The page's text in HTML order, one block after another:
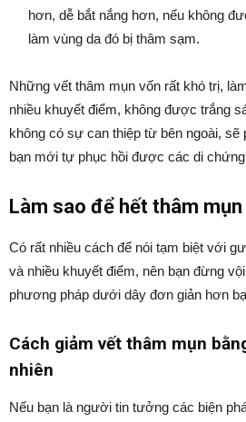
hơn, dễ bắt nắng hơn, nếu không
làm vùng da đó bị thâm sạm.
Những vết thâm mụn vốn rất khó trị,
nhiều khuyết điểm, không được trắng
không có sự can thiệp từ bên ngoài, sẽ
bạn mới tự phục hồi được các di chứng
Làm sao để hết thâm
Có rất nhiều cách để nói tạm biệt với
và nhiều khuyết điểm, nên bạn đừng
phương pháp dưới dây đơn giản hơn
Cách giảm vết thâm mụn
nhiên
Nếu bạn là người tin tưởng các biện